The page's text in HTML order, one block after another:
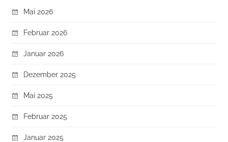
Mai 2026
Februar 2026
Januar 2026
Dezember 2025
Mai 2025
Februar 2025
Januar 2025